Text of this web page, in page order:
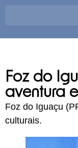
Foz do
aventura
Foz do Iguaçu
culturais.